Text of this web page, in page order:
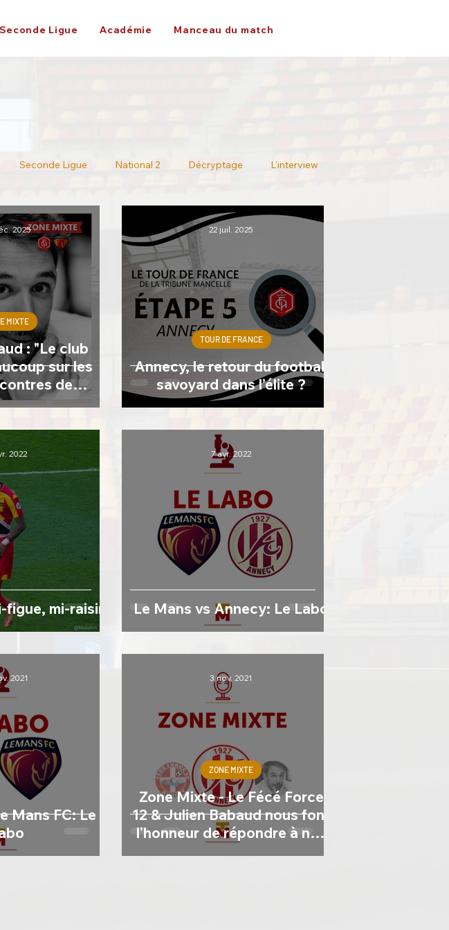
Seconde Ligue Académie Manceau du match
Seconde Ligue National 2 Décryptage L'interview
: "Le club
sur les
de
définir son
MIXTE
2025
Annecy, le retour du football
savoyard dans l’élite ?
TOUR DE FRANCE
22 juil. 2025
mi-raisin
2022
Le Mans vs Annecy: Le Labo
7 avr. 2022
Mans FC: Le
2021
Zone Mixte - Le Fécé Force
12 & Julien Babaud nous font
l’honneur de répondre à nos
ZONE MIXTE
3 nov. 2021